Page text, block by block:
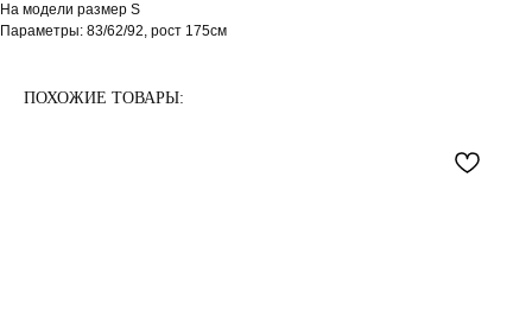
На модели размер S
Параметры: 83/62/92, рост 175см
ПОХОЖИЕ ТОВАРЫ: